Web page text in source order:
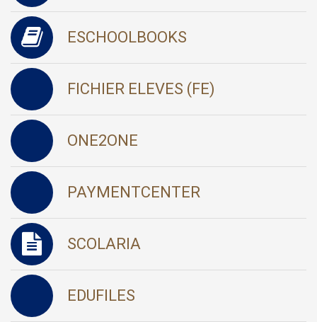
ESCHOOLBOOKS
FICHIER ELEVES (FE)
ONE2ONE
PAYMENTCENTER
SCOLARIA
EDUFILES